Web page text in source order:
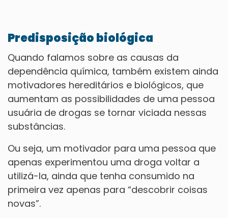
Predisposição biológica
Quando falamos sobre as causas da
dependência química, também existem ainda
motivadores hereditários e biológicos, que
aumentam as possibilidades de uma pessoa
usuária de drogas se tornar viciada nessas
substâncias.
Ou seja, um motivador para uma pessoa que
apenas experimentou uma droga voltar a
utilizá-la, ainda que tenha consumido na
primeira vez apenas para “descobrir coisas
novas”.